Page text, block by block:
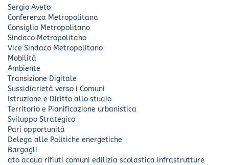
Sergio Aveto
Conferenza Metropolitana
Consiglio Metropolitano
Sindaco Metropolitano
Vice Sindaco Metropolitano
Mobilità
Ambiente
Transizione Digitale
Sussidiarietà verso i Comuni
Istruzione e Diritto allo studio
Territorio e Pianificazione urbanistica
Sviluppo Strategico
Pari opportunità
Delega alle Politiche energetiche
Bargagli
ato acqua rifiuti comuni edilizia scolastica infrastrutture